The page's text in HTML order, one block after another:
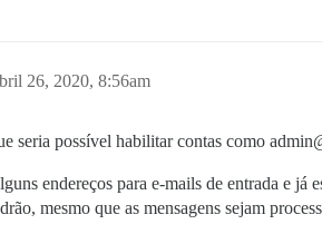
26, 2020, 8:56am
seria possível habilitar contas como
endereços para e-mails de entrada e
mesmo que as mensagens sejam